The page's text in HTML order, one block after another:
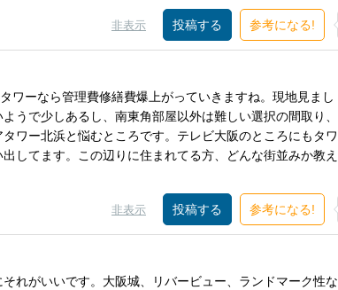
非表示 参考になる!
ワーなら管理費修繕費爆上がっていきますね。現地見まし
うで少しあるし、南東角部屋以外は難しい選択の間取り、
ワー北浜と悩むところです。テレビ大阪のところにもタワ
してます。この辺りに住まれてる方、どんな街並みか教え
非表示 参考になる!
れがいいです。大阪城、リバービュー、ランドマーク性な